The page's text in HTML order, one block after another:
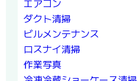
エアコン
ダクト清掃
ビルメンテナンス
ロスナイ清掃
作業写真